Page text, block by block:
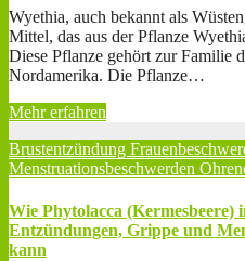
Wyethia, auch bekannt als
Mittel, das aus der Pflanze
Diese Pflanze gehört zur Familie
Nordamerika. Die Pflanze…
Mehr erfahren
Brustentzündung
Menstruationsbeschwerden
Wie Phytolacca (Kermesbeere)
Entzündungen, Grippe und
kann